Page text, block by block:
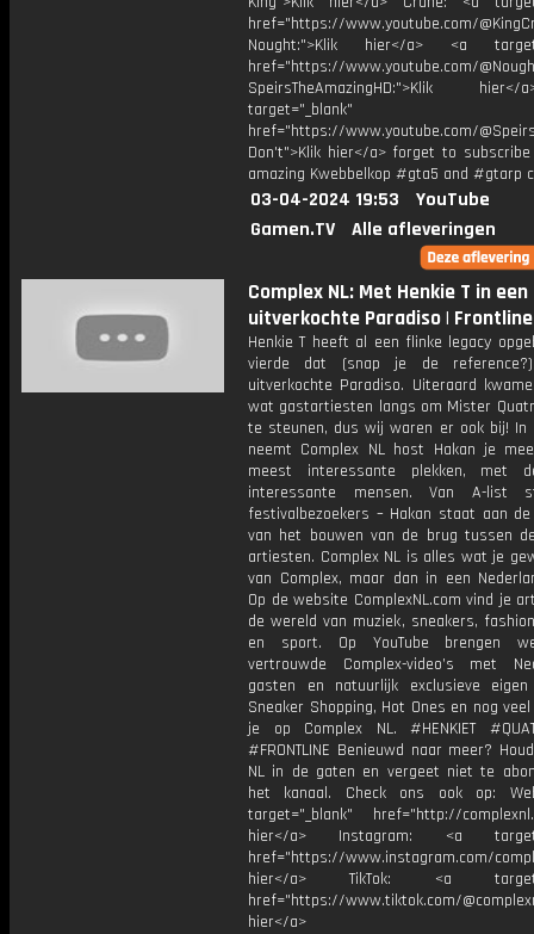
href="https://www.youtube.com/
Nought:">Klik hier</a> <a
href="https://www.youtube.com/
SpeirsTheAmazingHD:">Klik
target="_blank"
href="https://www.youtube.com/
Don't">Klik hier</a> forget to
amazing Kwebbelkop #gta5 and #gtarp
03-04-2024 19:53
YouTube
Gamen.TV
Alle afleveringen
Complex NL: Met Henkie T in een
uitverkochte Paradiso | Frontline
Henkie T heeft al een flinke legacy
vierde dat (snap je de
uitverkochte Paradiso. Uiteraard
wat gastartiesten langs om Mister
te steunen, dus wij waren er ook bij! In
neemt Complex NL host Hakan je
meest interessante plekken, met
interessante mensen. Van A-list
festivalbezoekers – Hakan staat aan
van het bouwen van de brug tussen
artiesten. Complex NL is alles wat je
van Complex, maar dan in een
Op de website ComplexNL.com vind je
de wereld van muziek, sneakers,
en sport. Op YouTube brengen
vertrouwde Complex-video’s met
gasten en natuurlijk exclusieve
Sneaker Shopping, Hot Ones en nog
je op Complex NL. #HENKIET
#FRONTLINE Benieuwd naar meer?
NL in de gaten en vergeet niet te
het kanaal. Check ons ook op:
target="_blank" href="http://
hier</a> Instagram: <a
href="https://www.instagram.com/
hier</a> TikTok: <a
href="https://www.tiktok.com/
hier</a>